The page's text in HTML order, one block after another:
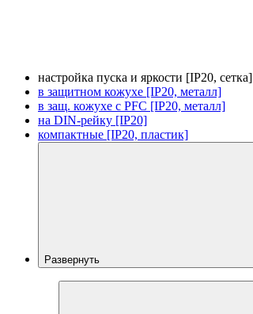
настройка пуска и яркости [IP20, сетка]
в защитном кожухе [IP20, металл]
в защ. кожухе с PFC [IP20, металл]
на DIN-рейку [IP20]
компактные [IP20, пластик]
Развернуть